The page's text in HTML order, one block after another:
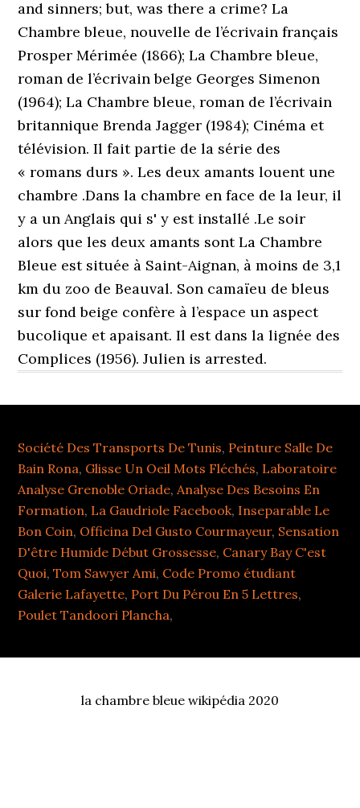
Société Des Transports De Tunis, Peinture Salle De
Bain Rona, Glisse Un Oeil Mots Fléchés, Laboratoire
Analyse Grenoble Oriade,Analyse Des Besoins En
Formation, La Gaudriole Facebook, Inseparable Le
Bon Coin, Officina Del Gusto Courmayeur, Sensation
D'être Humide Début Grossesse, Canary Bay C'est
Quoi,Tom Sawyer Ami, Code Promo étudiant
Galerie Lafayette, Port Du Pérou En 5 Lettres,
Poulet Tandoori Plancha,
la chambre bleue wikipédia 2020